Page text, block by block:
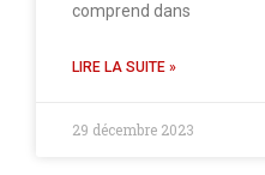
comprend dans
LIRE LA SUITE »
29 décembre 2023